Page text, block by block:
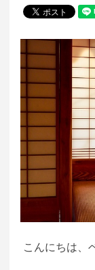
こんにちは、